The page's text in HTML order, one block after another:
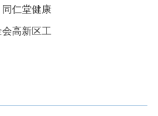
仁堂健康
高新区工